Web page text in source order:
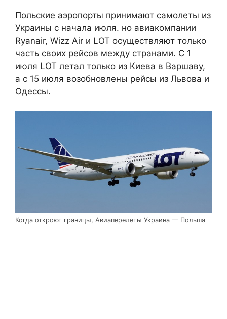
Польские аэропорты принимают самолеты из
Украины с начала июля. но авиакомпании
Ryanair, Wizz Air и LOT осуществляют только
часть своих рейсов между странами. С 1
июля LOT летал только из Киева в Варшаву,
а с 15 июля возобновлены рейсы из Львова и
Одессы.
Когда откроют границы, Авиаперелеты Украина — Польша